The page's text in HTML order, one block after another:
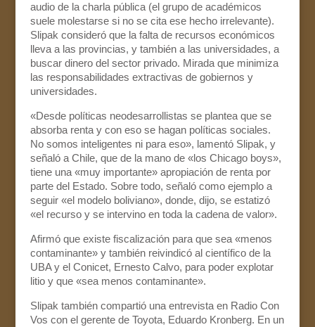
audio de la charla pública (el grupo de académicos
suele molestarse si no se cita ese hecho irrelevante).
Slipak consideró que la falta de recursos económicos
lleva a las provincias, y también a las universidades, a
buscar dinero del sector privado. Mirada que minimiza
las responsabilidades extractivas de gobiernos y
universidades.
«Desde políticas neodesarrollistas se plantea que se
absorba renta y con eso se hagan políticas sociales.
No somos inteligentes ni para eso», lamentó Slipak, y
señaló a Chile, que de la mano de «los Chicago boys»,
tiene una «muy importante» apropiación de renta por
parte del Estado. Sobre todo, señaló como ejemplo a
seguir «el modelo boliviano», donde, dijo, se estatizó
«el recurso y se intervino en toda la cadena de valor».
Afirmó que existe fiscalización para que sea «menos
contaminante» y también reivindicó al científico de la
UBA y el Conicet, Ernesto Calvo, para poder explotar
litio y que «sea menos contaminante».
Slipak también compartió una entrevista en Radio Con
Vos con el gerente de Toyota, Eduardo Kronberg. En un